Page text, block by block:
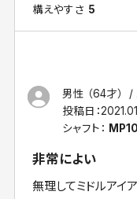
構えやすさ 5
男性 （64才）
投稿日：
シャフト：
非常によい
無理してミドルアイ